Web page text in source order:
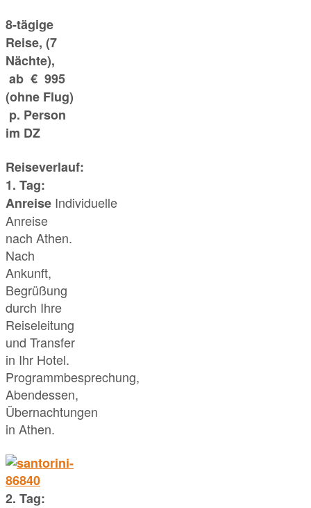
8-tägige
Reise, (7
Nächte),
ab € 995
(ohne Flug)
p. Person
im DZ
Reiseverlauf:
1. Tag:
Anreise Individuelle
Anreise
nach Athen.
Nach
Ankunft,
Begrüßung
durch Ihre
Reiseleitung
und Transfer
in Ihr Hotel.
Programmbesprechung,
Abendessen,
Übernachtungen
in Athen.
2. Tag: